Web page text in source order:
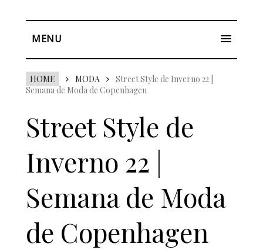
MENU
HOME MODA
Street Style de Inverno 22 |
Semana de Moda de Copenhagen
Street Style de
Inverno 22 |
Semana de Moda
de Copenhagen